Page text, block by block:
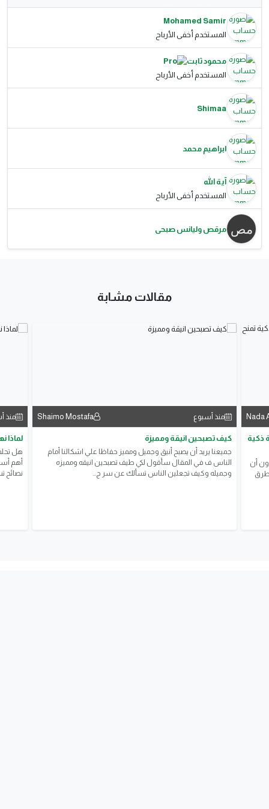
Mohamed Samir
المستخدم أخفى الأرباح
محمود ثابت
المستخدم أخفى الأرباح
Shimaa
ابراهيم محمد
آية الله
المستخدم أخفى الأرباح
مرقص وليانس صبحى
مقالات مشابة
Nada
بميزانية محدودة؟ 12 فكرة ذكية
أن
منذ أسبوع Shaimo Mostafa
كيف تصبحين انيقة ومميزة
جميعنا يريد أن يصبح أنيق وجميل ومميز حفاظا علي اشكالنا أمام
الناس ف في المقال سأقول لكي طيف تصبحين انيقه ومميزه
وجميله وكيف تجعلين الناس تسألك عن سر ج...
منذ
لماذا
هل
أهم
نصائح